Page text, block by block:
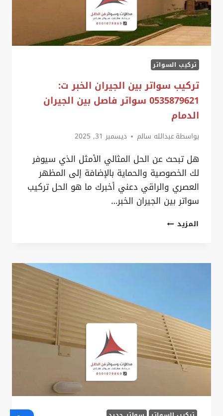
تركيب السواتر
تركيب سواتر بين الجيران الخبر ت:
0535879621 سواتر فاصل بين الجيران
الدمام
بواسطةعبدالله سالم ديسمبر 31, 2025
هل تبحث عن الحل المثالي الأمثل الذي سيوفر
لك الخصوصية والحماية بالإضافة إلى المظهر
العصري والراقي دعني أخبرك ما هو الحل تركيب
سواتر بين الجيران الخبر…
المزيدتركيب
الجيران
0535879621
سواتر
فاصل
بين
الجيران